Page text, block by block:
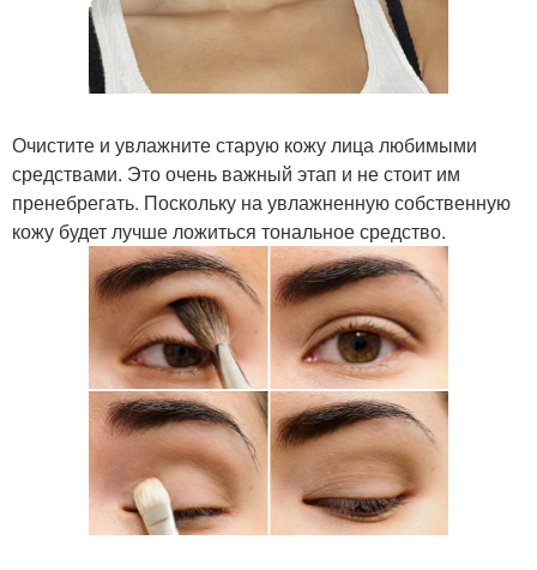
Очистите и увлажните старую кожу лица любимыми
средствами. Это очень важный этап и не стоит им
пренебрегать. Поскольку на увлажненную собственную
кожу будет лучше ложиться тональное средство.